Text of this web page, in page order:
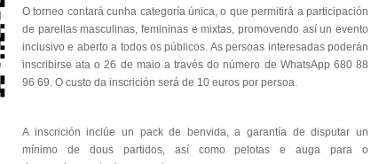
O torneo contará cunha categoría única, o que permitirá a participación
de parellas masculinas, femininas e mixtas, promovendo así un evento
inclusivo e aberto a todos os públicos. As persoas interesadas poderán
inscribirse ata o 26 de maio a través do número de WhatsApp 680 88
96 69. O custo da inscrición será de 10 euros por persoa.
A inscrición inclúe un pack de benvida, a garantía de disputar un
mínimo de dous partidos, así como pelotas e auga para o